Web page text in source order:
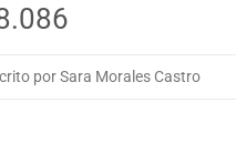
por Sara Morales Castro